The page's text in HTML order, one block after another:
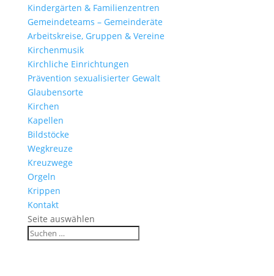
Kinder­gärten & Familienzentren
Gemein­de­teams – Gemeinderäte
Arbeits­kreise, Gruppen & Vereine
Kirchen­musik
Kirch­liche Einrichtungen
Präven­tion sexua­li­sierter Gewalt
Glau­ben­s­orte
Kirchen
Kapellen
Bild­stöcke
Wegkreuze
Kreuz­wege
Orgeln
Krippen
Kontakt
Seite auswählen